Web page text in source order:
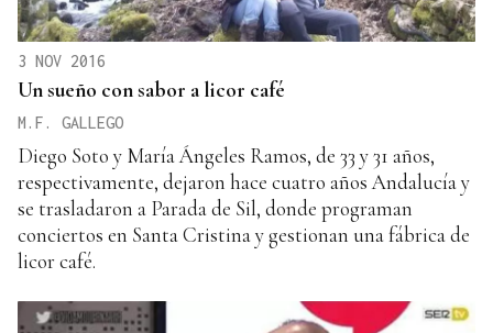
3 NOV 2016
Un sueño con sabor a licor café
M.F. GALLEGO
Diego Soto y María Ángeles Ramos, de 33 y 31 años,
respectivamente, dejaron hace cuatro años Andalucía y
se trasladaron a Parada de Sil, donde programan
conciertos en Santa Cristina y gestionan una fábrica de
licor café.